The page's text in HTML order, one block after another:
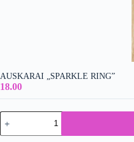
AUSKARAI „SPARKLE RING”
18.00
produkto
kiekis:
Auskarai